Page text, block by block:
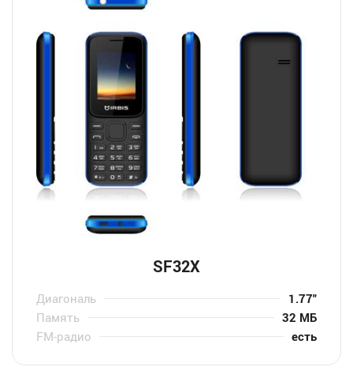
SF32X
Диагональ
1.77″
Память
32 МБ
FM-радио
есть